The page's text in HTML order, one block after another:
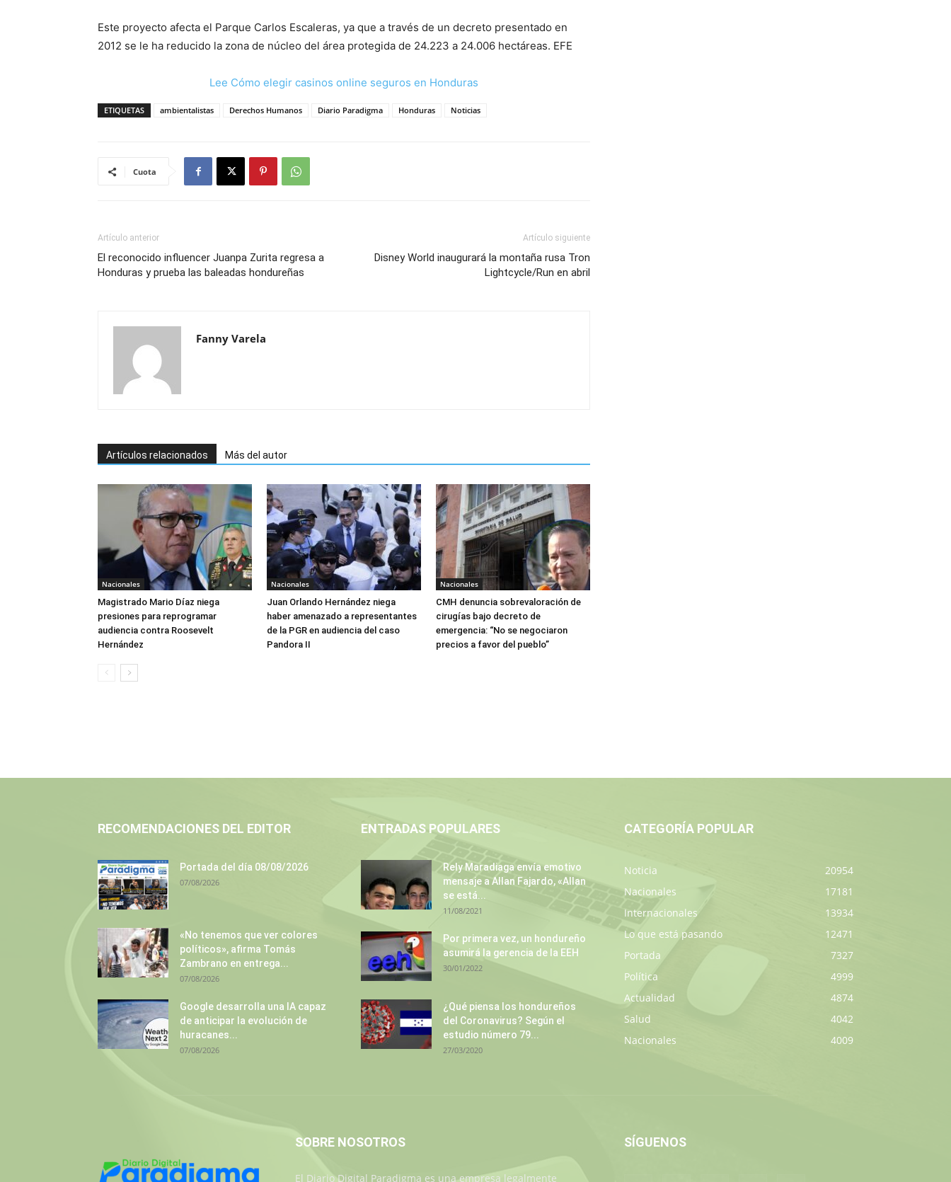
Este proyecto afecta el Parque Carlos Escaleras, ya que a través de un decreto presentado en
2012 se le ha reducido la zona de núcleo del área protegida de 24.223 a 24.006 hectáreas. EFE
Lee Cómo elegir casinos online seguros en Honduras
ETIQUETAS ambientalistas Derechos Humanos Diario Paradigma Honduras Noticias
Cuota
Artículo anterior
El reconocido influencer Juanpa Zurita regresa a
Honduras y prueba las baleadas hondureñas
Artículo siguiente
Disney World inaugurará la montaña rusa Tron
Lightcycle/Run en abril
Fanny Varela
Artículos relacionados Más del autor
Nacionales
Magistrado Mario Díaz niega
presiones para reprogramar
audiencia contra Roosevelt
Hernández
Nacionales
Juan Orlando Hernández niega
haber amenazado a representantes
de la PGR en audiencia del caso
Pandora II
Nacionales
CMH denuncia sobrevaloración de
cirugías bajo decreto de
emergencia: “No se negociaron
precios a favor del pueblo”
RECOMENDACIONES DEL EDITOR
Portada del día 08/08/2026
07/08/2026
«No tenemos que ver colores
políticos», afirma Tomás
Zambrano en entrega...
07/08/2026
Google desarrolla una IA capaz
de anticipar la evolución de
huracanes...
07/08/2026
ENTRADAS POPULARES
Rely Maradiaga envía emotivo
mensaje a Allan Fajardo, «Allan
se está...
11/08/2021
Por primera vez, un hondureño
asumirá la gerencia de la EEH
30/01/2022
¿Qué piensa los hondureños
del Coronavirus? Según el
estudio número 79...
27/03/2020
CATEGORÍA POPULAR
Noticia
20954
Nacionales
17181
Internacionales
13934
Lo que está pasando
12471
Portada
7327
Política
4999
Actualidad
4874
Salud
4042
Nacionales
4009
SOBRE NOSOTROS
El Diario Digital Paradigma es una empresa legalmente
SÍGUENOS